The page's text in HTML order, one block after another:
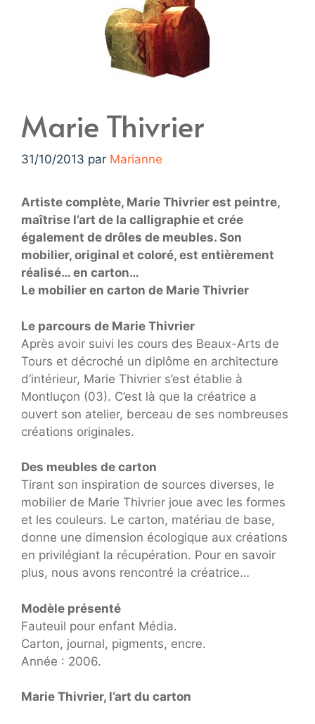
Marie Thivrier
31/10/2013 par Marianne
Artiste complète, Marie Thivrier est peintre,
maîtrise l’art de la calligraphie et crée
également de drôles de meubles. Son
mobilier, original et coloré, est entièrement
réalisé… en carton…
Le mobilier en carton de Marie Thivrier
Le parcours de Marie Thivrier
Après avoir suivi les cours des Beaux-Arts de
Tours et décroché un diplôme en architecture
d’intérieur, Marie Thivrier s’est établie à
Montluçon (03). C’est là que la créatrice a
ouvert son atelier, berceau de ses nombreuses
créations originales.
Des meubles de carton
Tirant son inspiration de sources diverses, le
mobilier de Marie Thivrier joue avec les formes
et les couleurs. Le carton, matériau de base,
donne une dimension écologique aux créations
en privilégiant la récupération. Pour en savoir
plus, nous avons rencontré la créatrice…
Modèle présenté
Fauteuil pour enfant Média.
Carton, journal, pigments, encre.
Année : 2006.
Marie Thivrier, l’art du carton